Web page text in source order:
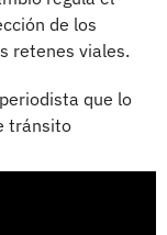
de los
retenes viales.
que lo
tránsito